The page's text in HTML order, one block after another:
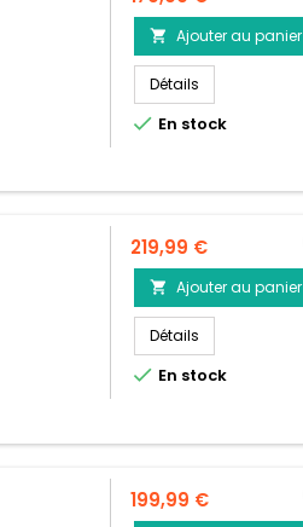
 Ajouter au panier
Détails
 En stock
Prix
219,99 €
 Ajouter au panier
Détails
 En stock
Prix
199,99 €